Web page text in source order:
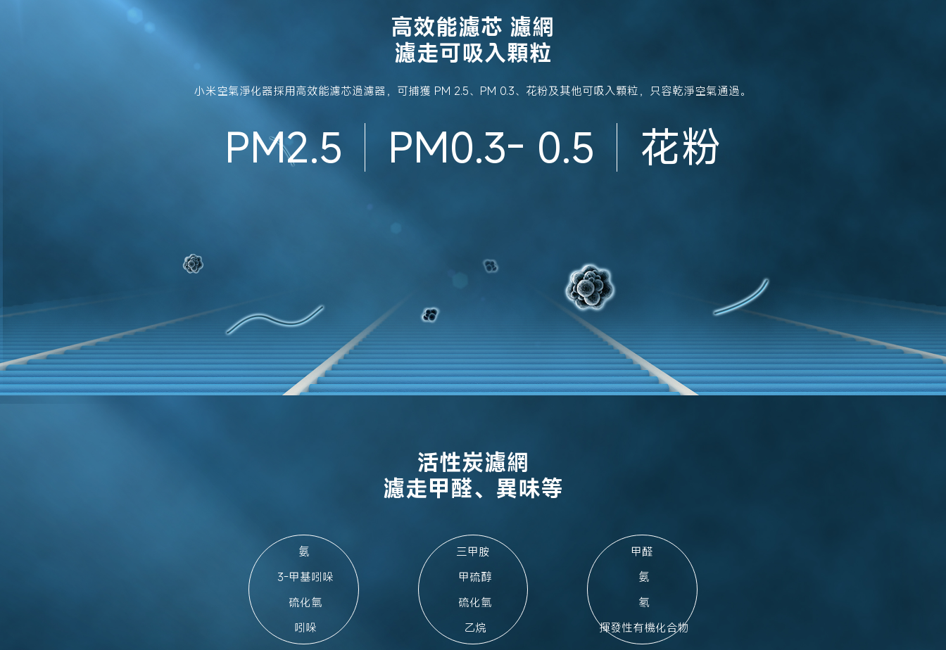
高效能濾芯 濾網
濾走可吸入顆粒
小米空氣淨化器採用高效能濾芯過濾器，可捕獲 PM 2.5、PM 0.3、花粉及其他可吸入顆粒，只容乾淨空氣通過。
PM2.5 PM0.3- 0.5 花粉
活性炭濾網
濾走甲醛、異味等
氨
吲哚
三甲胺
乙烷
甲醛
揮發性有機化合物